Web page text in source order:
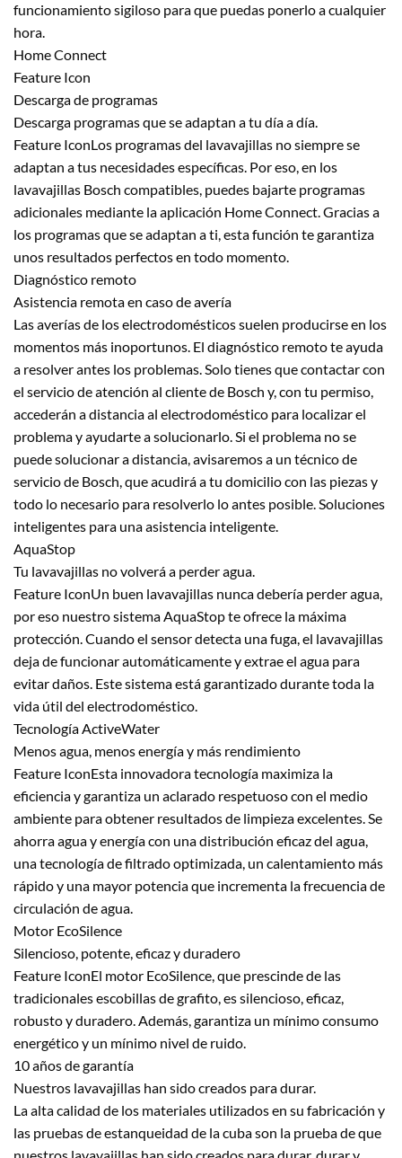
funcionamiento sigiloso para que puedas ponerlo a cualquier
hora.
Home Connect
Feature Icon
Descarga de programas
Descarga programas que se adaptan a tu día a día.
Feature IconLos programas del lavavajillas no siempre se
adaptan a tus necesidades específicas. Por eso, en los
lavavajillas Bosch compatibles, puedes bajarte programas
adicionales mediante la aplicación Home Connect. Gracias a
los programas que se adaptan a ti, esta función te garantiza
unos resultados perfectos en todo momento.
Diagnóstico remoto
Asistencia remota en caso de avería
Las averías de los electrodomésticos suelen producirse en los
momentos más inoportunos. El diagnóstico remoto te ayuda
a resolver antes los problemas. Solo tienes que contactar con
el servicio de atención al cliente de Bosch y, con tu permiso,
accederán a distancia al electrodoméstico para localizar el
problema y ayudarte a solucionarlo. Si el problema no se
puede solucionar a distancia, avisaremos a un técnico de
servicio de Bosch, que acudirá a tu domicilio con las piezas y
todo lo necesario para resolverlo lo antes posible. Soluciones
inteligentes para una asistencia inteligente.
AquaStop
Tu lavavajillas no volverá a perder agua.
Feature IconUn buen lavavajillas nunca debería perder agua,
por eso nuestro sistema AquaStop te ofrece la máxima
protección. Cuando el sensor detecta una fuga, el lavavajillas
deja de funcionar automáticamente y extrae el agua para
evitar daños. Este sistema está garantizado durante toda la
vida útil del electrodoméstico.
Tecnología ActiveWater
Menos agua, menos energía y más rendimiento
Feature IconEsta innovadora tecnología maximiza la
eficiencia y garantiza un aclarado respetuoso con el medio
ambiente para obtener resultados de limpieza excelentes. Se
ahorra agua y energía con una distribución eficaz del agua,
una tecnología de filtrado optimizada, un calentamiento más
rápido y una mayor potencia que incrementa la frecuencia de
circulación de agua.
Motor EcoSilence
Silencioso, potente, eficaz y duradero
Feature IconEl motor EcoSilence, que prescinde de las
tradicionales escobillas de grafito, es silencioso, eficaz,
robusto y duradero. Además, garantiza un mínimo consumo
energético y un mínimo nivel de ruido.
10 años de garantía
Nuestros lavavajillas han sido creados para durar.
La alta calidad de los materiales utilizados en su fabricación y
las pruebas de estanqueidad de la cuba son la prueba de que